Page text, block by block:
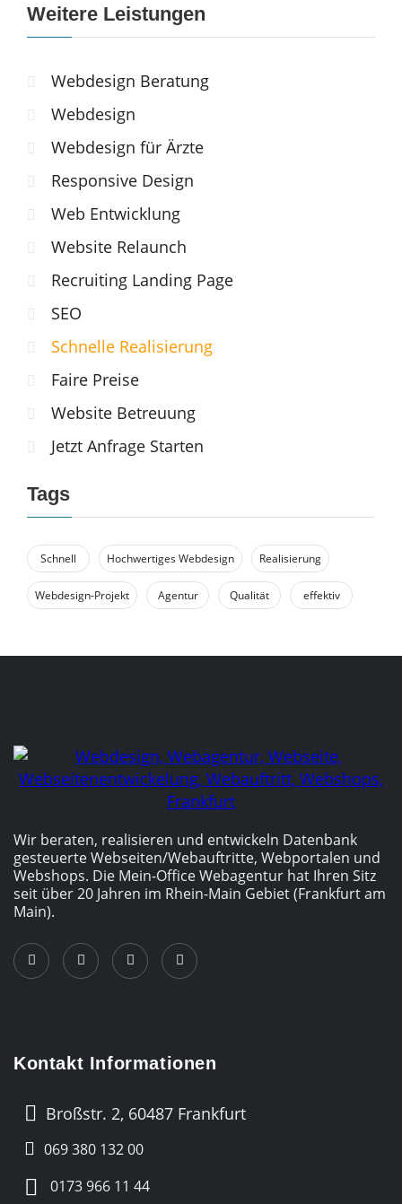
Weitere Leistungen
Webdesign Beratung
Webdesign
Webdesign für Ärzte
Responsive Design
Web Entwicklung
Website Relaunch
Recruiting Landing Page
SEO
Schnelle Realisierung
Faire Preise
Website Betreuung
Jetzt Anfrage Starten
Tags
Schnell Hochwertiges Webdesign Realisierung
Webdesign-Projekt Agentur Qualität effektiv
Wir beraten, realisieren und entwickeln Datenbank
gesteuerte Webseiten/­Webauftritte, Webportalen und
Webshops. Die Mein-Office Webagentur hat Ihren Sitz
seit über 20 Jahren im Rhein-Main Gebiet (Frankfurt am
Main).
Kontakt Informationen
Broßstr. 2, 60487 Frankfurt
069 380 132 00
0173 966 11 44